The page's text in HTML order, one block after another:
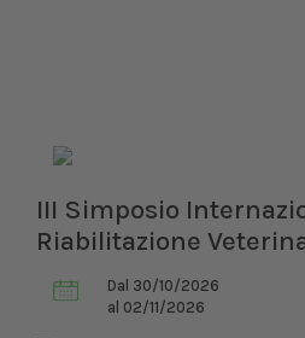
III Simposio
Riabilitazione
Dal 30/10/2026
al 02/11/2026